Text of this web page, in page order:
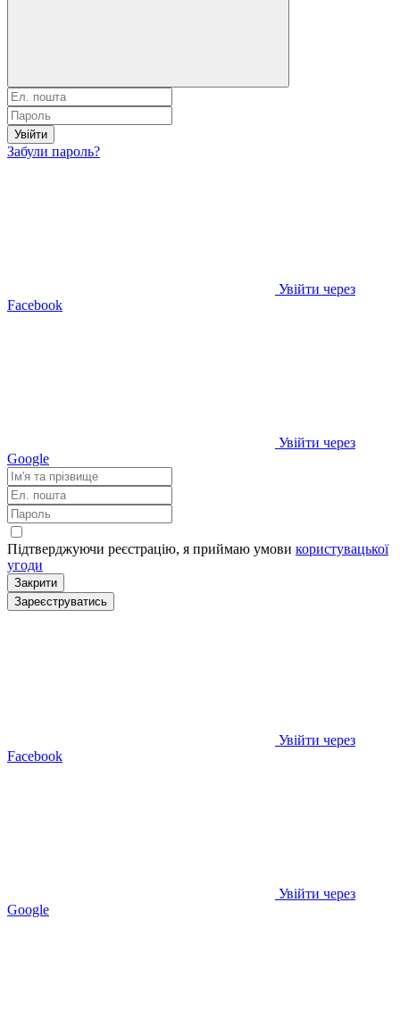
Увійти
Забули пароль?
Увійти через
Facebook
Увійти через
Google
Підтверджуючи реєстрацію, я приймаю умови користувацької
угоди
Закрити
Зареєструватись
Увійти через
Facebook
Увійти через
Google